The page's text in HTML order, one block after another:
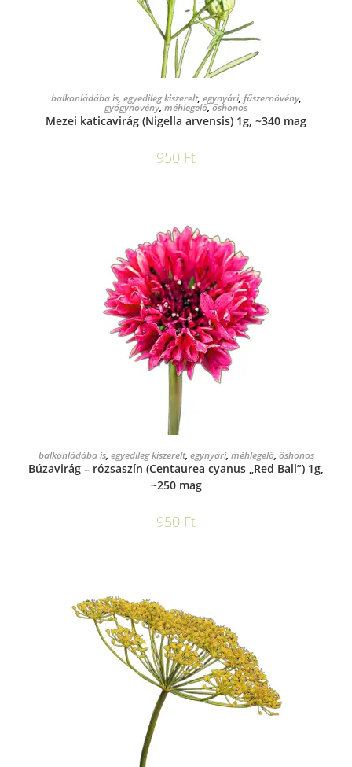
KOSÁRBA TESZEM
balkonládába is, egyedileg kiszerelt, egynyári, fűszernövény,
gyógynövény, méhlegelő,őshonos
Mezei katicavirág (Nigella arvensis) 1g, ~340 mag
950 Ft
KOSÁRBA TESZEM
balkonládába is, egyedileg kiszerelt, egynyári, méhlegelő, őshonos
Búzavirág – rózsaszín (Centaurea cyanus „Red Ball”) 1g,
~250 mag
950 Ft